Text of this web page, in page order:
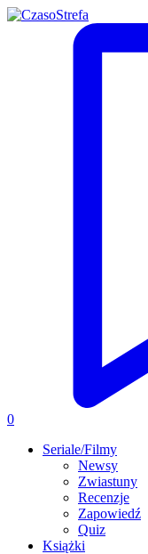
0
Seriale/Filmy
Newsy
Zwiastuny
Recenzje
Zapowiedź
Quiz
Książki